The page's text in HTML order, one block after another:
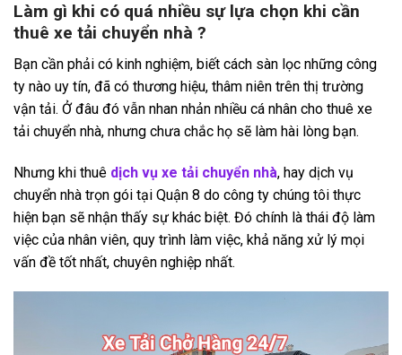
Làm gì khi có quá nhiều sự lựa chọn khi cần
thuê xe tải chuyển nhà ?
Bạn cần phải có kinh nghiệm, biết cách sàn lọc những công
ty nào uy tín, đã có thương hiệu, thâm niên trên thị trường
vận tải. Ở đâu đó vẫn nhan nhản nhiều cá nhân cho thuê xe
tải chuyển nhà, nhưng chưa chắc họ sẽ làm hài lòng bạn.
Nhưng khi thuê dịch vụ xe tải chuyển nhà, hay dịch vụ
chuyển nhà trọn gói tại Quận 8 do công ty chúng tôi thực
hiện bạn sẽ nhận thấy sự khác biệt. Đó chính là thái độ làm
việc của nhân viên, quy trình làm việc, khả năng xử lý mọi
vấn đề tốt nhất, chuyên nghiệp nhất.